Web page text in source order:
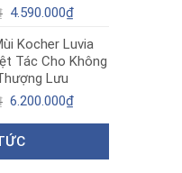
Giá
là:
12.990.000₫.
4.590.000₫Giá
tại
là:
Kocher Luvia
Tác Cho Không
Lưu
Giá
là:
6.200.000₫Giá